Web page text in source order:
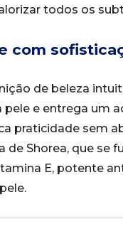
todos os
com
de beleza
pele e entrega um
praticidade sem
Shorea, que se
E, potente